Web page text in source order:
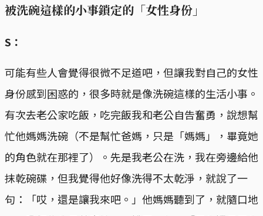
被洗碗這樣的小事鎖定的「女性身份」
S：
可能有些人會覺得很微不足道吧，但讓我對自己的女性
身份感到困惑的，很多時就是像洗碗這樣的生活小事。
有次去老公家吃飯，吃完飯我和老公自告奮勇，說想幫
忙他媽媽洗碗（不是幫忙爸媽，只是「媽媽」，畢竟她
的角色就在那裡了）。先是我老公在洗，我在旁邊給他
抹乾碗碟，但我覺得他好像洗得不太乾淨，就說了一
句：「哎，還是讓我來吧。」他媽媽聽到了，就隨口地